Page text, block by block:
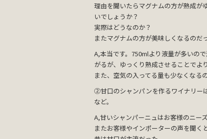
理由を聞いたらマグナムの方が熟成が
いでしょうか？
実際はどうなのか？
またマグナムの方が美味しくなるのだ
A,本当です。750mlより液量が多いの
がるが、ゆっくり熟成させることでよ
また、空気の入ってる量も少なくなる
②甘口のシャンパンを作るワイナリー
など。
A,甘いシャンパーニュはお客様のニー
またお客様やインポーターの声を聞く